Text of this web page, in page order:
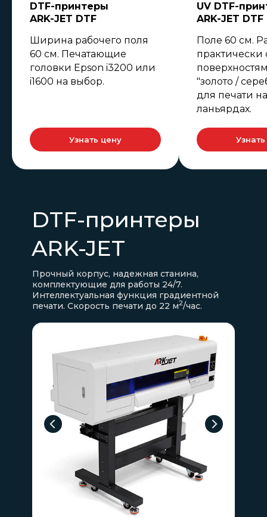
DTF-принтеры
ARK-JET DTF
Ширина рабочего поля
60 см. Печатающие
головки Epson i3200 или
i1600 на выбор.
Узнать цену
UV DTF-
ARK-JET DTF
Поле 60 см.
"золото /
для печати
ланьярдах.
DTF-принтеры
ARK-JET
Прочный корпус, надежная станина,
комплектующие для работы 24/7.
Интеллектуальная функция градиентной
печати. Скорость печати до 22 м2/час.